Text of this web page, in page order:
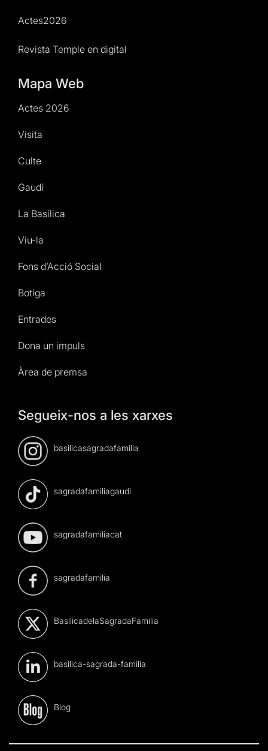
Actes2026
Revista Temple en digital
Mapa Web
Actes 2026
Visita
Culte
Gaudí
La Basílica
Viu-la
Fons d’Acció Social
Botiga
Entrades
Dona un impuls
Àrea de premsa
Segueix-nos a les xarxes
basilicasagradafamilia
sagradafamiliagaudi
sagradafamiliacat
sagradafamilia
BasilicadelaSagradaFamilia
basilica-sagrada-familia
Blog